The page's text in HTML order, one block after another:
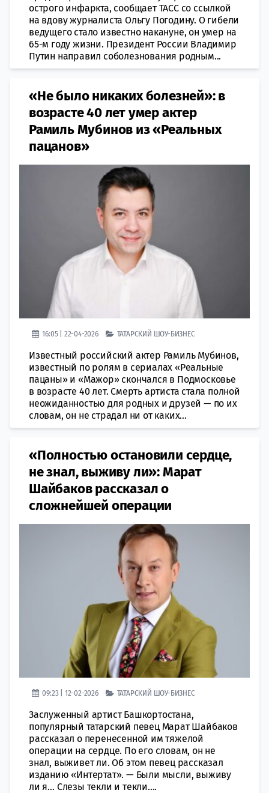
острого инфаркта, сообщает ТАСС со ссылкой
на вдову журналиста Ольгу Погодину. О гибели
ведущего стало известно накануне, он умер на
65-м году жизни. Президент России Владимир
Путин направил соболезнования родным...
«Не было никаких болезней»: в
возрасте 40 лет умер актер
Рамиль Мубинов из «Реальных
пацанов»
16:05 | 22-04-2026 ТАТАРСКИЙ ШОУ-БИЗНЕС
Известный российский актер Рамиль Мубинов,
известный по ролям в сериалах «Реальные
пацаны» и «Мажор» скончался в Подмосковье
в возрасте 40 лет. Смерть артиста стала полной
неожиданностью для родных и друзей — по их
словам, он не страдал ни от каких...
«Полностью остановили сердце,
не знал, выживу ли»: Марат
Шайбаков рассказал о
сложнейшей операции
09:23 | 12-02-2026 ТАТАРСКИЙ ШОУ-БИЗНЕС
Заслуженный артист Башкортостана,
популярный татарский певец Марат Шайбаков
рассказал о перенесенной им тяжелой
операции на сердце. По его словам, он не
знал, выживет ли. Об этом певец рассказал
изданию «Интертат». — Были мысли, выживу
ли я… Слезы текли и текли....